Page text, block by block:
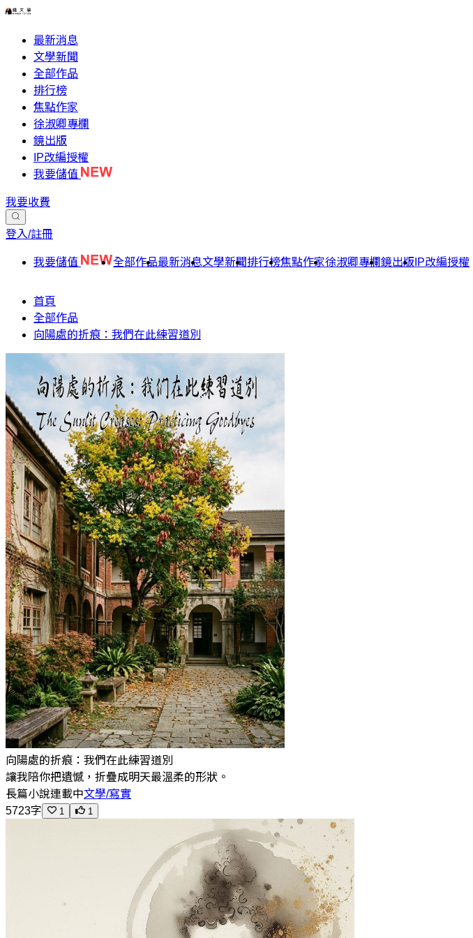
最新消息
文學新聞
全部作品
排行榜
焦點作家
徐淑卿專欄
鏡出版
IP改編授權
我要儲值
我要收費
登入/註冊
我要儲值 全部作品最新消息文學新聞排行榜焦點作家徐淑卿專欄鏡出版 IP改編授權
首頁
全部作品
向陽處的折痕：我們在此練習道別
向陽處的折痕：我們在此練習道別
讓我陪你把遺憾，折疊成明天最溫柔的形狀。
長篇小說連載中文學/寫實
5723字
1 1